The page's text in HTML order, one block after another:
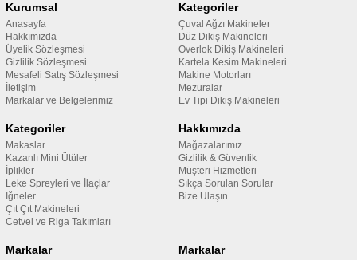
Kurumsal
Anasayfa
Hakkımızda
Üyelik Sözleşmesi
Gizlilik Sözleşmesi
Mesafeli Satış Sözleşmesi
İletişim
Markalar ve Belgelerimiz
Kategoriler
Çuval Ağzı Makineler
Düz Dikiş Makineleri
Overlok Dikiş Makineleri
Kartela Kesim Makineleri
Makine Motorları
Mezuralar
Ev Tipi Dikiş Makineleri
Kategoriler
Makaslar
Kazanlı Mini Ütüler
İplikler
Leke Spreyleri ve İlaçlar
İğneler
Çıt Çıt Makineleri
Cetvel ve Riga Takımları
Hakkımızda
Mağazalarımız
Gizlilik & Güvenlik
Müşteri Hizmetleri
Sıkça Sorulan Sorular
Bize Ulaşın
Markalar Markalar